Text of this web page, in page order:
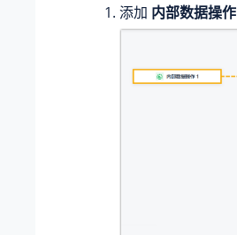
添加 内部数据操作